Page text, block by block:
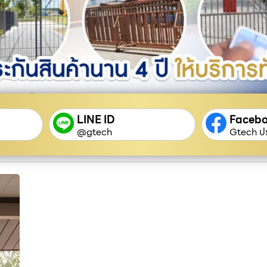
LINE ID
@gtech Gtech ป